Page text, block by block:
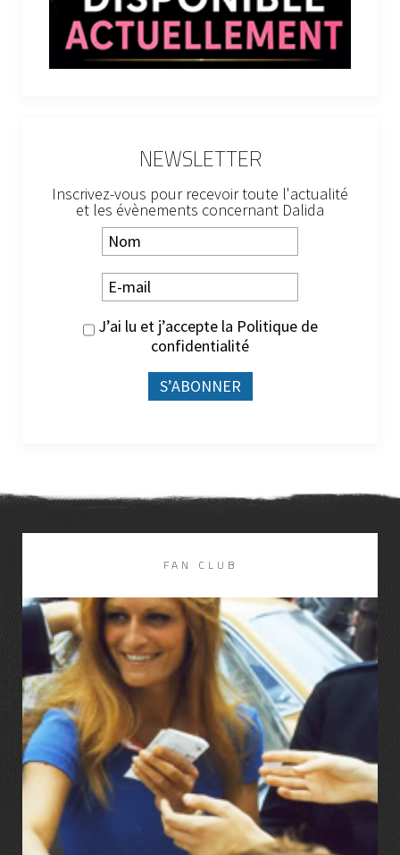
NEWSLETTER
Inscrivez-vous pour recevoir toute l'actualité
et les évènements concernant Dalida
J’ai lu et j’accepte la Politique de
confidentialité
DISCOGRAPHIE
LIRE LA SUITE